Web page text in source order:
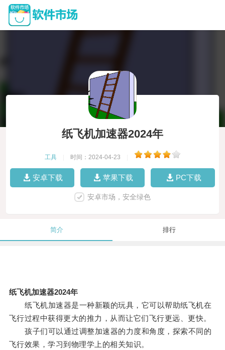
纸飞机加速器2024年
工具 时间：2024-04-23
安卓下载 苹果下载 PC下载
安卓市场，安全绿色
简介 排行
纸飞机加速器2024年
纸飞机加速器是一种新颖的玩具，它可以帮助纸飞机在
飞行过程中获得更大的推力，从而让它们飞行更远、更快。
孩子们可以通过调整加速器的力度和角度，探索不同的
飞行效果，学习到物理学上的相关知识。